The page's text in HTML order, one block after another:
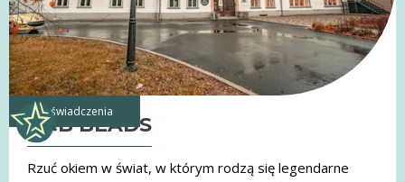
doświadczenia
G&B BEADS
Rzuć okiem w świat, w którym rodzą się legendarne